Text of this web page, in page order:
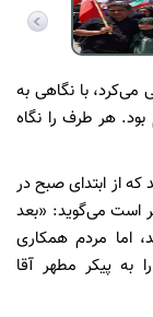
می‌کرد، با نگاهی به
هر طرف را نگاه
که از ابتدای صبح در
است می‌گوید: «بعد
اما مردم همکاری
به پیکر مطهر آقا